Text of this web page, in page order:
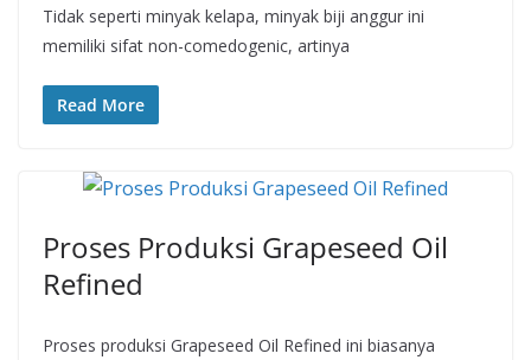
Tidak seperti minyak kelapa, minyak biji anggur ini
memiliki sifat non-comedogenic, artinya
Read More
Proses Produksi Grapeseed Oil
Refined
Proses produksi Grapeseed Oil Refined ini biasanya